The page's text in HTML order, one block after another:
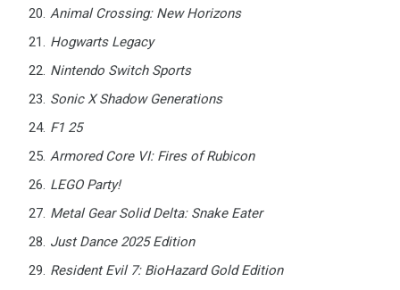
Animal Crossing: New Horizons
Hogwarts Legacy
Nintendo Switch Sports
Sonic X Shadow Generations
F1 25
Armored Core VI: Fires of Rubicon
LEGO Party!
Metal Gear Solid Delta: Snake Eater
Just Dance 2025 Edition
Resident Evil 7: BioHazard Gold Edition